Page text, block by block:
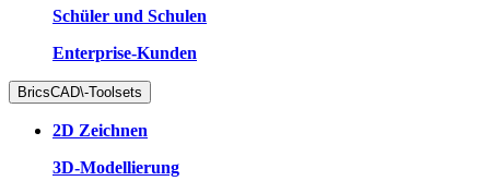
Schüler und Schulen
Enterprise-Kunden
BricsCAD\-Toolsets
2D Zeichnen
3D-Modellierung